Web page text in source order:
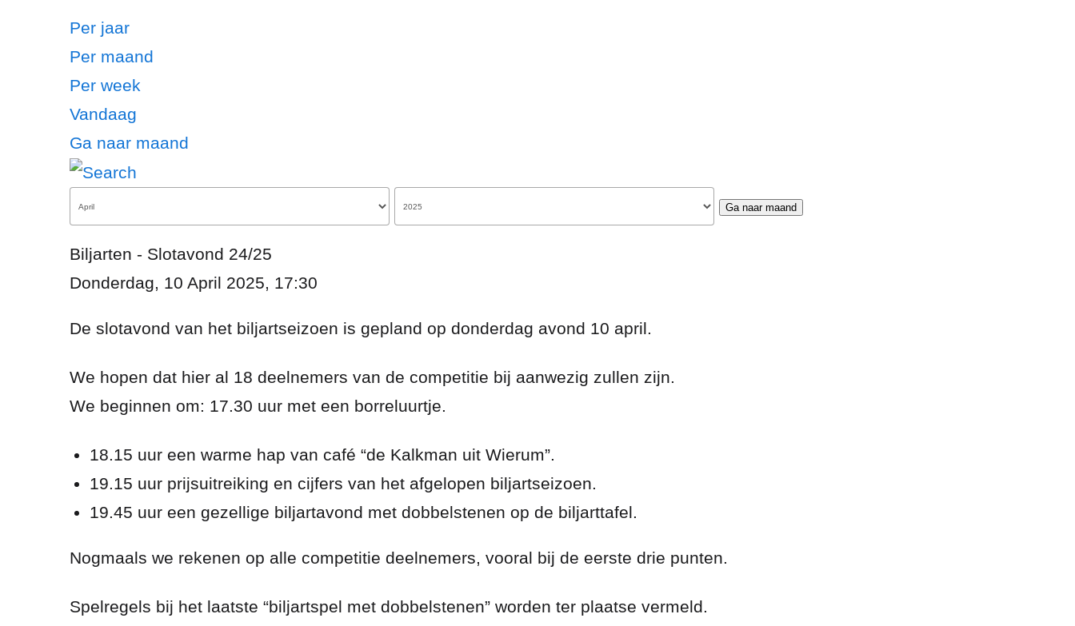
Per jaar
Per maand
Per week
Vandaag
Ga naar maand
Ga naar maand
Biljarten - Slotavond 24/25
Donderdag, 10 April 2025, 17:30
De slotavond van het biljartseizoen is gepland op donderdag avond 10 april.
We hopen dat hier al 18 deelnemers van de competitie bij aanwezig zullen zijn.
We beginnen om: 17.30 uur met een borreluurtje.
18.15 uur een warme hap van café “de Kalkman uit Wierum”.
19.15 uur prijsuitreiking en cijfers van het afgelopen biljartseizoen.
19.45 uur een gezellige biljartavond met dobbelstenen op de biljarttafel.
Nogmaals we rekenen op alle competitie deelnemers, vooral bij de eerste drie punten.
Spelregels bij het laatste “biljartspel met dobbelstenen” worden ter plaatse vermeld.